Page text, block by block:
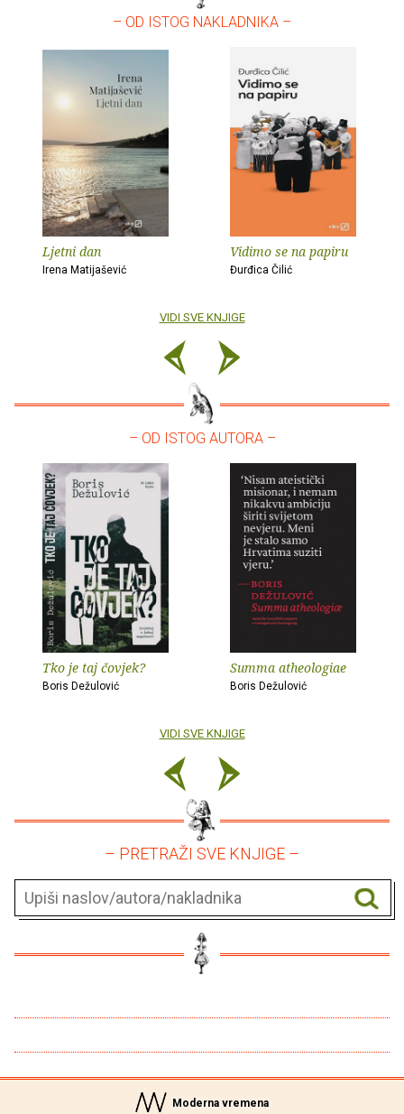
– OD ISTOG NAKLADNIKA –
Ljetni dan
Irena Matijašević
Vidimo se na papiru
Đurđica Čilić
VIDI SVE KNJIGE
– OD ISTOG AUTORA –
Tko je taj čovjek?
Boris Dežulović
Summa atheologiae
Boris Dežulović
VIDI SVE KNJIGE
– PRETRAŽI SVE KNJIGE –
Moderna vremena